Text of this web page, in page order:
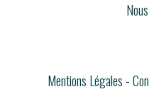
Mentions Légales